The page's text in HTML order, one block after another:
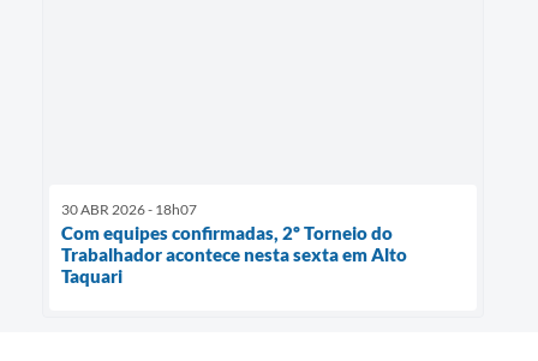
30 ABR 2026 - 18h07
Com equipes confirmadas, 2º Torneio do
Trabalhador acontece nesta sexta em Alto
Taquari